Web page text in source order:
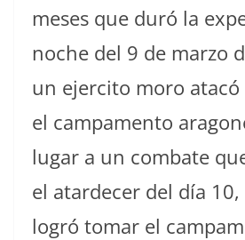
meses que duró la
noche del 9 de marzo
un ejercito moro atacó
el campamento
lugar a un combate
el atardecer del día
logró tomar el